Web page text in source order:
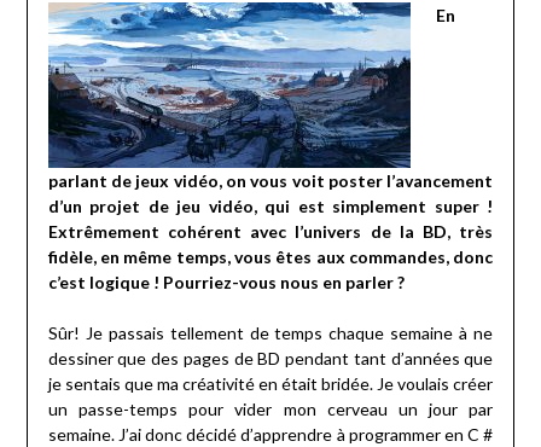
En
parlant de jeux vidéo, on vous voit poster l’avancement
d’un projet de jeu vidéo, qui est simplement super !
Extrêmement cohérent avec l’univers de la BD, très
fidèle, en même temps, vous êtes aux commandes, donc
c’est logique ! Pourriez-vous nous en parler ?
Sûr! Je passais tellement de temps chaque semaine à ne
dessiner que des pages de BD pendant tant d’années que
je sentais que ma créativité en était bridée. Je voulais créer
un passe-temps pour vider mon cerveau un jour par
semaine. J’ai donc décidé d’apprendre à programmer en C #